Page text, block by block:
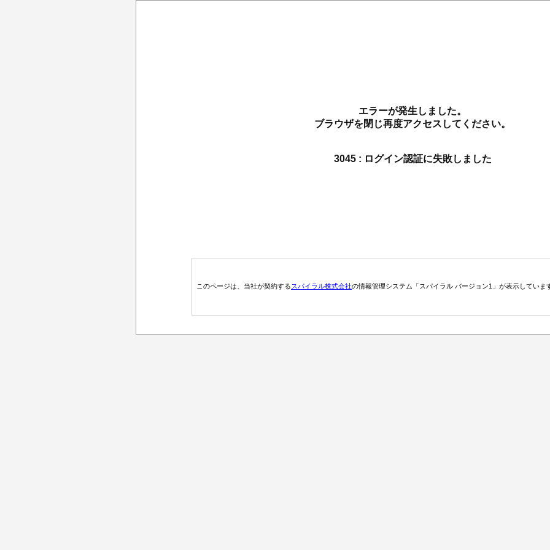
エラーが発生しました。
ブラウザを閉じ再度アクセスしてください。
3045 : ログイン認証に失敗しました
このページは、当社が契約するスパイラル株式会社の情報管理システム「スパイラル バージョン1」が表示していま